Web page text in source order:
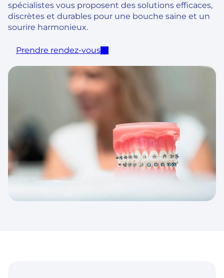
spécialistes vous proposent des solutions efficaces,
discrètes et durables pour une bouche saine et un
sourire harmonieux.
Prendre rendez-vous